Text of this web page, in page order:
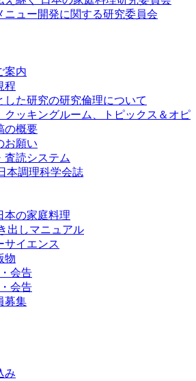
ニュー開発に関する研究委員会
案内
程
した研究の研究倫理について
クッキングルーム、トピックス＆オピ
の概要
お願い
査読システム
本調理科学会誌
本の家庭料理
出しマニュアル
サイエンス
物
会告
会告
募集
み